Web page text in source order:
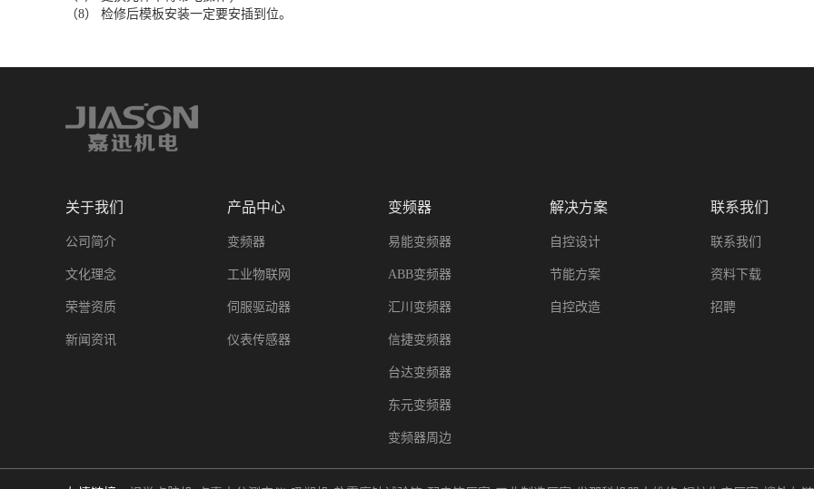
（8） 检修后模板安装一定要安插到位。
关于我们
公司简介
文化理念
荣誉资质
新闻资讯
产品中心
变频器
工业物联网
伺服驱动器
仪表传感器
变频器
易能变频器
ABB变频器
汇川变频器
信捷变频器
台达变频器
东元变频器
变频器周边
解决方案
自控设计
节能方案
自控改造
联系我们
联系我们
资料下载
招聘